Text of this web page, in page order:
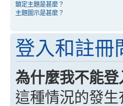
鎖定主題是甚麼？
主題圖示是甚麼？
登入和註冊
為什麼我不能登
這種情況的發